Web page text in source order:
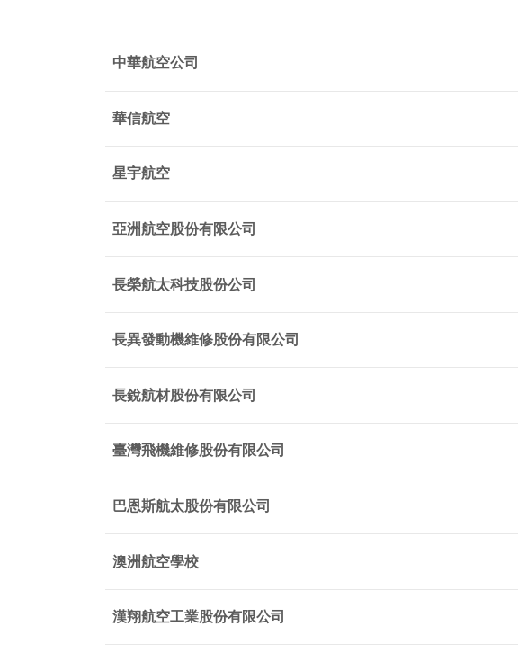
中華航空公司
華信航空
星宇航空
亞洲航空股份有限公司
長榮航太科技股份公司
長異發動機維修股份有限公司
長銳航材股份有限公司
臺灣飛機維修股份有限公司
巴恩斯航太股份有限公司
澳洲航空學校
漢翔航空工業股份有限公司